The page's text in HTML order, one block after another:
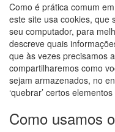
Como é prática comum
este site usa cookies, que
seu computador, para
descreve quais
que às vezes precisamos
compartilharemos como
sejam armazenados, no
‘quebrar’ certos
Como usamos